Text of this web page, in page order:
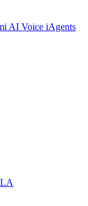
AI Voice iAgents